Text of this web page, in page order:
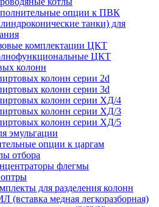
опции к ПВК
танки) для
комплектации ЦКТ
ЦКТ
колонн
колонн серии 2d
колонн серии 3d
колонн серии ХД/4
колонн серии ХД/3
колонн серии ХД/5
эмульгации
опции к царгам
отбора
флегмы
для разделения колонн
(вставка медная легкоразборная)